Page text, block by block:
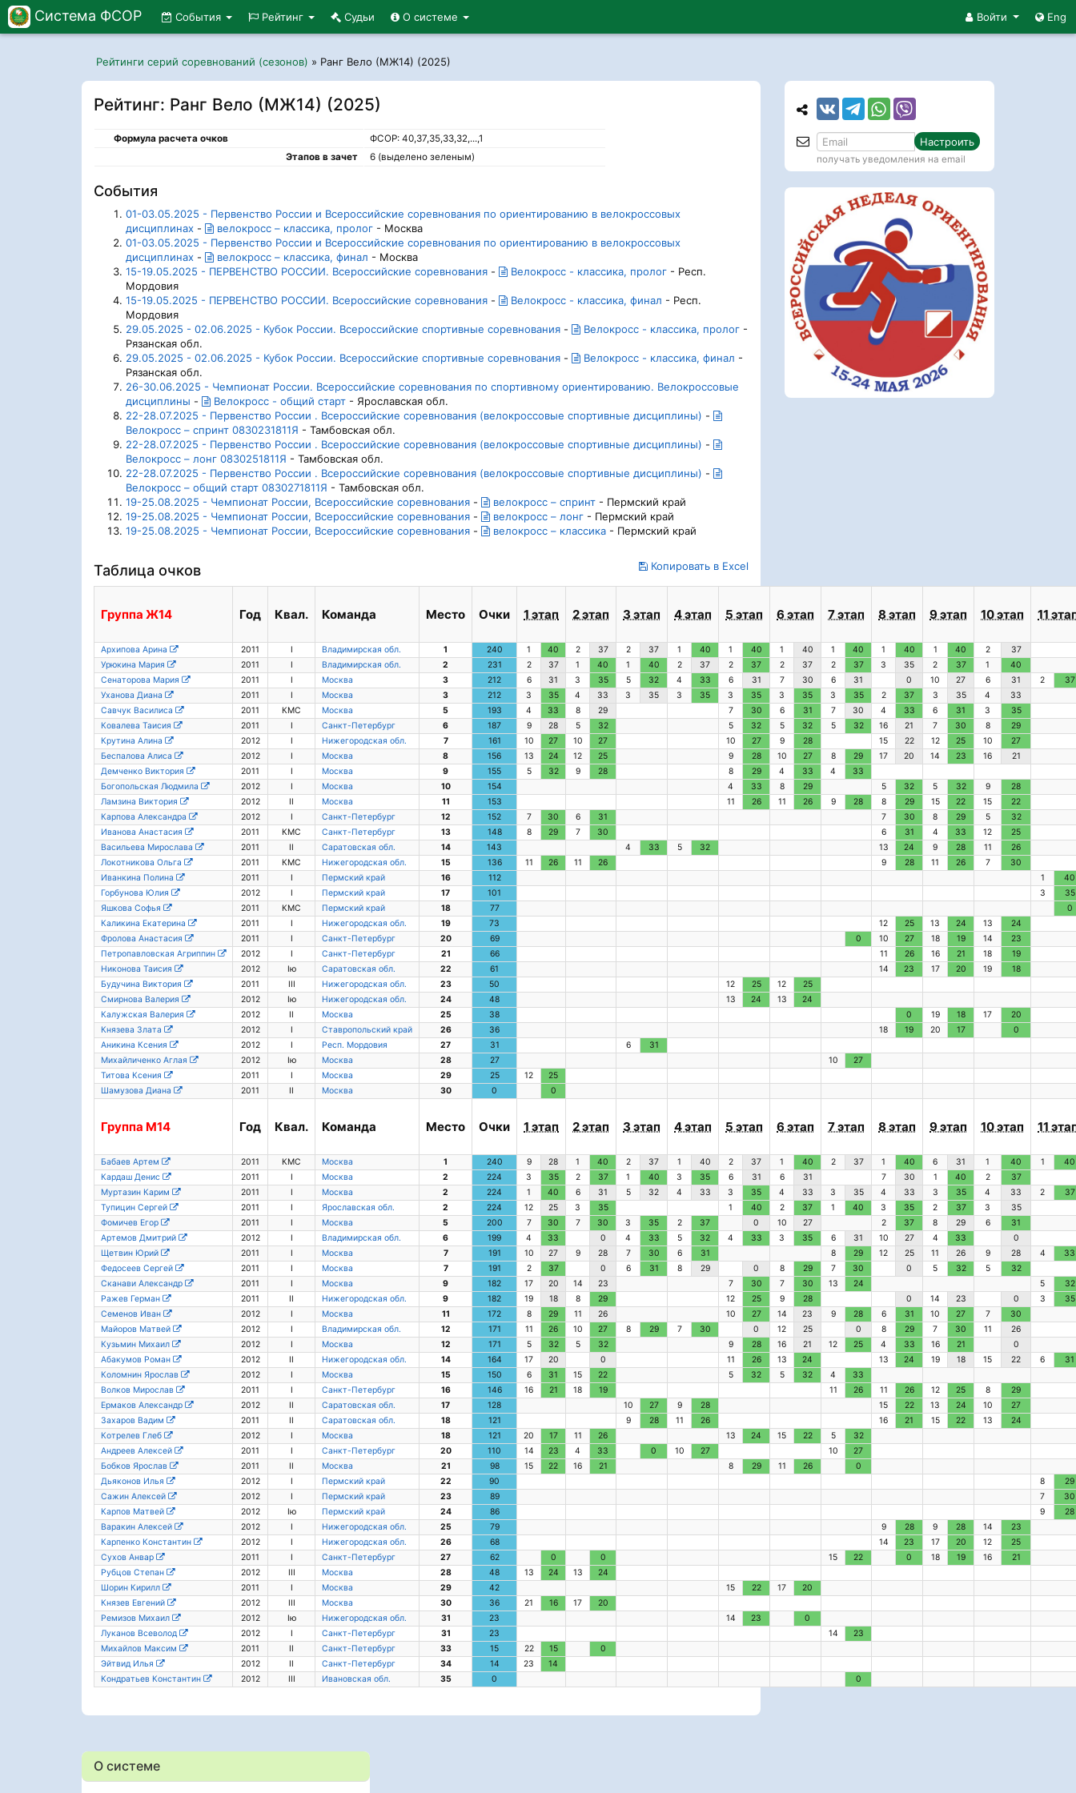
Система ФСОР Войти Eng
События Рейтинг Судьи О системе
Рейтинги серий соревнований (сезонов) » Ранг Вело (МЖ14) (2025)
Рейтинг: Ранг Вело (МЖ14) (2025)
Формула расчета очков
ФСОР: 40,37,35,33,32,...,1
Этапов в зачет
6 (выделено зеленым)
События
01-03.05.2025 - Первенство России и Всероссийские соревнования по ориентированию в велокроссовых
дисциплинах - велокросс – классика, пролог - Москва
01-03.05.2025 - Первенство России и Всероссийские соревнования по ориентированию в велокроссовых
дисциплинах - велокросс – классика, финал - Москва
15-19.05.2025 - ПЕРВЕНСТВО РОССИИ. Всероссийские соревнования - Велокросс - классика, пролог - Респ.
Мордовия
15-19.05.2025 - ПЕРВЕНСТВО РОССИИ. Всероссийские соревнования - Велокросс - классика, финал - Респ.
Мордовия
29.05.2025 - 02.06.2025 - Кубок России. Всероссийские спортивные соревнования - Велокросс - классика, пролог -
Рязанская обл.
29.05.2025 - 02.06.2025 - Кубок России. Всероссийские спортивные соревнования - Велокросс - классика, финал -
Рязанская обл.
26-30.06.2025 - Чемпионат России. Всероссийские соревнования по спортивному ориентированию. Велокроссовые
дисциплины - Велокросс - общий старт - Ярославская обл.
22-28.07.2025 - Первенство России . Всероссийские соревнования (велокроссовые спортивные дисциплины) -
Велокросс – спринт 0830231811Я - Тамбовская обл.
22-28.07.2025 - Первенство России . Всероссийские соревнования (велокроссовые спортивные дисциплины) -
Велокросс – лонг 0830251811Я - Тамбовская обл.
22-28.07.2025 - Первенство России . Всероссийские соревнования (велокроссовые спортивные дисциплины) -
Велокросс – общий старт 0830271811Я - Тамбовская обл.
19-25.08.2025 - Чемпионат России, Всероссийские соревнования - велокросс – спринт - Пермский край
19-25.08.2025 - Чемпионат России, Всероссийские соревнования - велокросс – лонг - Пермский край
19-25.08.2025 - Чемпионат России, Всероссийские соревнования - велокросс – классика - Пермский край
Таблица очков Копировать в Excel
Группа Ж14 Год Квал. Команда Место Очки 1 этап 2 этап 3 этап 4 этап 5 этап 6 этап 7 этап 8 этап 9 этап 10 этап 11
Архипова Арина 2011 I Владимирская обл. 1 240 1 40 2 37 2 37 1 40 1 40 1 40 1 40 1 40 1 40 2
37
Урюкина Мария
2011 I Владимирская обл. 2 231 2 37 1 40 1 40 2 37 2 37 2 37 2 37 3 35 2 37 1
40
Сенаторова Мария
2011 I Москва 3 212 6 31 3 35 5 32 4 33 6 31 7 30 6 31 0 10 27 6 31 2
37
Уханова Диана
2011 I Москва 3 212 3 35 4 33 3 35 3 35 3 35 3 35 3 35 2 37 3 35 4
33
Савчук Василиса
2011 КМС Москва 5 193 4 33 8 29 7 30 6 31 7 30 4 33 6 31 3
35
Ковалева Таисия
2011 I Санкт-Петербург 6 187 9 28 5 32 5 32 5 32 5 32 16 21 7 30 8
29
Крутина Алина
2012 I Нижегородская обл. 7 161 10 27 10 27 10 27 9 28 15 22 12 25 10
27
Беспалова Алиса
2012 I Москва 8 156 13 24 12 25 9 28 10 27 8 29 17 20 14 23 16
21
Демченко Виктория
2011 I Москва 9 155 5 32 9 28 8 29 4 33 4
33
Богопольская Людмила
2012 I Москва 10 154 4 33 8 29 5 32 5 32 9
28
Ламзина Виктория
2012 II Москва 11 153 11 26 11 26 9 28 8 29 15 22 15
22
Карпова Александра
2012 I Санкт-Петербург 12 152 7 30 6 31 7 30 8 29 5
32
Иванова Анастасия
2011 КМС Санкт-Петербург 13 148 8 29 7 30 6 31 4 33 12
25
Васильева Мирослава
2011 II Саратовская обл. 14 143 4 33 5 32 13 24 9 28 11
26
Локотникова Ольга
2011 КМС Нижегородская обл. 15 136 11 26 11 26 9 28 11 26 7
30
Иванкина Полина
2011 I Пермский край 16 112 1
40
Горбунова Юлия
2012 I Пермский край 17 101 3
35
Яшкова Софья
2011 КМС Пермский край 18 77
0
Каликина Екатерина
2011 I Нижегородская обл. 19 73 12 25 13 24 13
24
Фролова Анастасия
2011 I Санкт-Петербург 20 69 0 10 27 18 19 14
23
Петропавловская Агриппин
2012 I Санкт-Петербург 21 66 11 26 16 21 18
19
Никонова Таисия
2012 Iю Саратовская обл. 22 61 14 23 17 20 19
18
Будучина Виктория
2011 III Нижегородская обл. 23 50 12 25 12
25
Смирнова Валерия
2012 Iю Нижегородская обл. 24 48 13 24 13
24
Калужская Валерия
2012 II Москва 25 38 0 19 18 17
20
Князева Злата
2012 I Ставропольский край 26 36 18 19 20 17
0
Аникина Ксения
2012 I Респ. Мордовия 27 31 6
31
Михайличенко Аглая
2012 Iю Москва 28 27 10
27
Титова Ксения
2011 I Москва 29 25 12
25
Шамузова Диана
2011 II Москва 30 0 0
Группа М14 Год Квал. Команда Место Очки 1 этап 2 этап 3 этап 4 этап 5 этап 6 этап 7 этап 8 этап 9 этап 10 этап 11
Бабаев Артем 2011 КМС Москва 1 240 9 28 1 40 2 37 1 40 2 37 1 40 2 37 1 40 6 31 1 40 1
40
Кардаш Денис
2011 I Москва 2 224 3 35 2 37 1 40 3 35 6 31 6 31 7 30 1 40 2
37
Муртазин Карим
2011 I Москва 2 224 1 40 6 31 5 32 4 33 3 35 4 33 3 35 4 33 3 35 4 33 2
37
Тупицин Сергей
2011 I Ярославская обл. 2 224 12 25 3 35 1 40 2 37 1 40 3 35 2 37 3
35
Фомичев Егор
2011 I Москва 5 200 7 30 7 30 3 35 2 37 0 10 27 2 37 8 29 6
31
Артемов Дмитрий
2012 I Владимирская обл. 6 199 4 33 0 4 33 5 32 4 33 3 35 6 31 10 27 4 33
0
Щетвин Юрий
2011 I Москва 7 191 10 27 9 28 7 30 6 31 8 29 12 25 11 26 9 28 4
33
Федосеев Сергей
2011 I Москва 7 191 2 37 0 6 31 8 29 0 8 29 7 30 0 5 32 5
32
Сканави Александр
2011 I Москва 9 182 17 20 14 23 7 30 7 30 13 24 5
32
Ражев Герман
2011 II Нижегородская обл. 9 182 19 18 8 29 12 25 9 28 0 14 23 0 3
35
Семенов Иван
2012 I Москва 11 172 8 29 11 26 10 27 14 23 9 28 6 31 10 27 7
30
Майоров Матвей
2012 I Владимирская обл. 12 171 11 26 10 27 8 29 7 30 0 12 25 0 8 29 7 30 11
26
Кузьмин Михаил
2012 I Москва 12 171 5 32 5 32 9 28 16 21 12 25 4 33 16 21
0
Абакумов Роман
2012 II Нижегородская обл. 14 164 17 20 0 11 26 13 24 13 24 19 18 15 22 6
31
Коломнин Ярослав
2012 I Москва 15 150 6 31 15 22 5 32 5 32 4
33
Волков Мирослав
2011 I Санкт-Петербург 16 146 16 21 18 19 11 26 11 26 12 25 8
29
Ермаков Александр
2012 II Саратовская обл. 17 128 10 27 9 28 15 22 13 24 10
27
Захаров Вадим
2011 II Саратовская обл. 18 121 9 28 11 26 16 21 15 22 13
24
Котрелев Глеб
2012 I Москва 18 121 20 17 11 26 13 24 15 22 5
32
Андреев Алексей
2011 I Санкт-Петербург 20 110 14 23 4 33 0 10 27 10
27
Бобков Ярослав
2011 II Москва 21 98 15 22 16 21 8 29 11 26
0
Дьяконов Илья
2012 I Пермский край 22 90 8
29
Сажин Алексей
2012 I Пермский край 23 89 7
30
Карпов Матвей
2012 Iю Пермский край 24 86 9
28
Варакин Алексей
2012 I Нижегородская обл. 25 79 9 28 9 28 14
23
Карпенко Константин
2012 I Нижегородская обл. 26 68 14 23 17 20 12
25
Сухов Анвар
2011 I Санкт-Петербург 27 62 0 0 15 22 0 18 19 16
21
Рубцов Степан
2012 III Москва 28 48 13 24 13
24
Шорин Кирилл
2011 I Москва 29 42 15 22 17
20
Князев Евгений
2012 III Москва 30 36 21 16 17
20
Ремизов Михаил
2012 Iю Нижегородская обл. 31 23 14 23
0
Луканов Всеволод
2012 I Санкт-Петербург 31 23 14
23
Михайлов Максим
2011 II Санкт-Петербург 33 15 22 15
0
Эйтвид Илья
2012 II Санкт-Петербург 34 14 23
14
Кондратьев Константин
2012 III Ивановская обл. 35 0 0
Настроить
получать уведомления на email
О системе